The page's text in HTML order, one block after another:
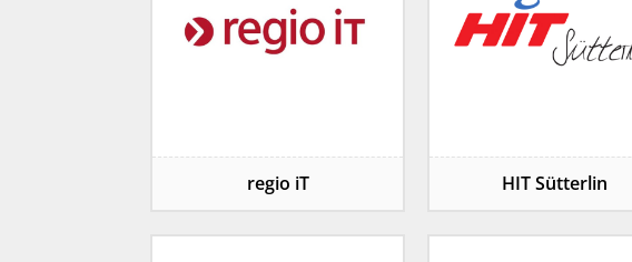
regio iT HIT Sütterlin